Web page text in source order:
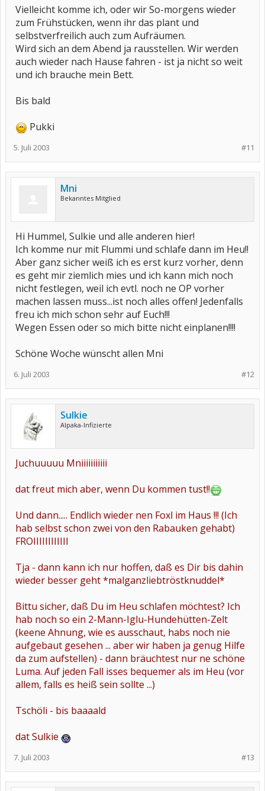
Vielleicht komme ich, oder wir So-morgens wieder
zum Frühstücken, wenn ihr das plant und
selbstverfreilich auch zum Aufräumen.
Wird sich an dem Abend ja rausstellen. Wir werden
auch wieder nach Hause fahren - ist ja nicht so weit
und ich brauche mein Bett.
Bis bald
Pukki
#11
5. Juli 2003
Mni
Bekanntes Mitglied
Hi Hummel, Sulkie und alle anderen hier!
Ich komme nur mit Flummi und schlafe dann im Heu!!
Aber ganz sicher weiß ich es erst kurz vorher, denn
es geht mir ziemlich mies und ich kann mich noch
nicht festlegen, weil ich evtl. noch ne OP vorher
machen lassen muss...ist noch alles offen! Jedenfalls
freu ich mich schon sehr auf Euch!!!
Wegen Essen oder so mich bitte nicht einplanen!!!!
Schöne Woche wünscht allen Mni
#12
6. Juli 2003
Sulkie
Alpaka-Infizierte
Juchuuuuu Mniiiiiiiiiii
dat freut mich aber, wenn Du kommen tust!!
Und dann..... Endlich wieder nen Foxl im Haus !!! (Ich
hab selbst schon zwei von den Rabauken gehabt)
FROIIIIIIIIIIII
Tja - dann kann ich nur hoffen, daß es Dir bis dahin
wieder besser geht *malganzliebtröstknuddel*
Bittu sicher, daß Du im Heu schlafen möchtest? Ich
hab noch so ein 2-Mann-Iglu-Hundehütten-Zelt
(keene Ahnung, wie es ausschaut, habs noch nie
aufgebaut gesehen ... aber wir haben ja genug Hilfe
da zum aufstellen) - dann bräuchtest nur ne schöne
Luma. Auf jeden Fall isses bequemer als im Heu (vor
allem, falls es heiß sein sollte ...)
Tschöli - bis baaaald
dat Sulkie
#13
7. Juli 2003